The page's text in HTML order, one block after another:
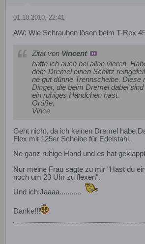
01.10.2010, 22:41
AW: Wie Schrauben lösen beim T-Rex
Zitat von Vincent
hatte ich auch bei allen vieren.
dem Dremel einen Schlitz
ne gut dünne Trennscheibe. Diese
Dinger, die beim Dremel dabei
ein ruhiges Händchen hast.
Grüße,
Vince
Geht nicht, da ich keinen Dremel
Flex mit 125er Scheibe für Edelstahl.
Ne ganz ruhige Hand und es hat geklappt
Nur meine Frau sagte zu mir "Hast du
noch um 23 Uhr zu flexen".
Und ich:Jaaaa...........
Danke!!!